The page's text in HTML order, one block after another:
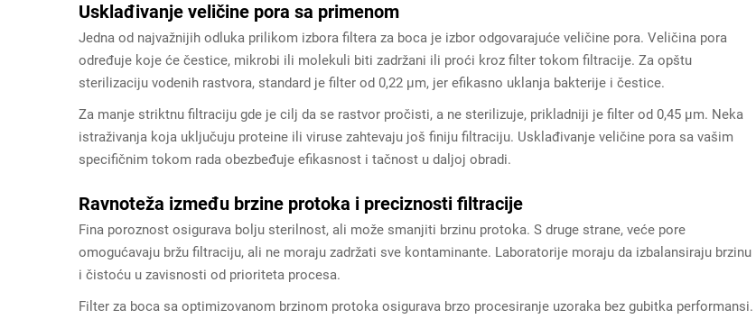
Usklađivanje veličine pora sa primenom
Jedna od najvažnijih odluka prilikom izbora filtera za boca je izbor odgovarajuće veličine pora. Veličina pora
određuje koje će čestice, mikrobi ili molekuli biti zadržani ili proći kroz filter tokom filtracije. Za opštu
sterilizaciju vodenih rastvora, standard je filter od 0,22 μm, jer efikasno uklanja bakterije i čestice.
Za manje striktnu filtraciju gde je cilj da se rastvor pročisti, a ne sterilizuje, prikladniji je filter od 0,45 μm. Neka
istraživanja koja uključuju proteine ili viruse zahtevaju još finiju filtraciju. Usklađivanje veličine pora sa vašim
specifičnim tokom rada obezbeđuje efikasnost i tačnost u daljoj obradi.
Ravnoteža između brzine protoka i preciznosti filtracije
Fina poroznost osigurava bolju sterilnost, ali može smanjiti brzinu protoka. S druge strane, veće pore
omogućavaju bržu filtraciju, ali ne moraju zadržati sve kontaminante. Laboratorije moraju da izbalansiraju brzinu
i čistoću u zavisnosti od prioriteta procesa.
Filter za boca sa optimizovanom brzinom protoka osigurava brzo procesiranje uzoraka bez gubitka performansi.